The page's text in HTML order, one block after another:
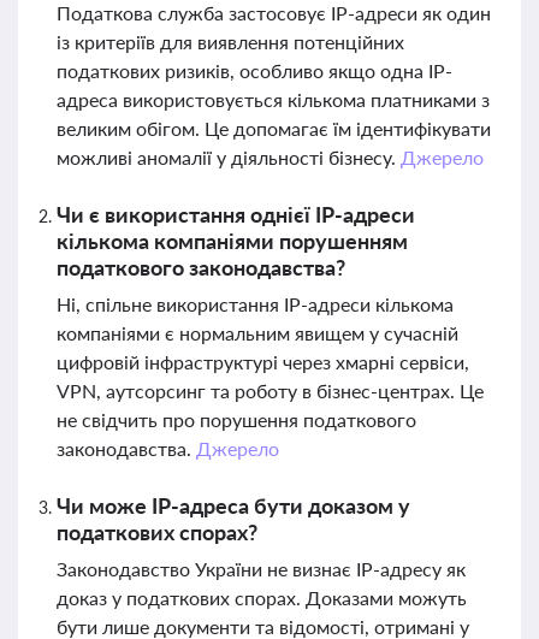
Податкова служба застосовує IP-адреси як один
із критеріїв для виявлення потенційних
податкових ризиків, особливо якщо одна IP-
адреса використовується кількома платниками з
великим обігом. Це допомагає їм ідентифікувати
можливі аномалії у діяльності бізнесу. Джерело
Чи є використання однієї IP-адреси
кількома компаніями порушенням
податкового законодавства?
Ні, спільне використання IP-адреси кількома
компаніями є нормальним явищем у сучасній
цифровій інфраструктурі через хмарні сервіси,
VPN, аутсорсинг та роботу в бізнес-центрах. Це
не свідчить про порушення податкового
законодавства. Джерело
Чи може IP-адреса бути доказом у
податкових спорах?
Законодавство України не визнає IP-адресу як
доказ у податкових спорах. Доказами можуть
бути лише документи та відомості, отримані у